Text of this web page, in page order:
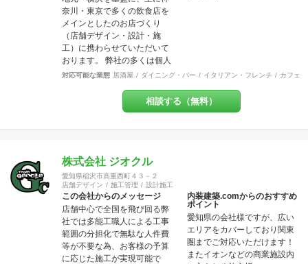
奈川・東京で多くの飲食店を
メインとしたのお店づくり
（店舗デザイン・設計・施
工）に携わらせていただいて
おります。 弊社の多くは個人
店や少数店舗展開のお客様な
る店づくり」をモットーにし
ています。 それはデザイン優
地元に愛されるお店」を一緒
に作りましょう！ということ
です。大抵のお店は近隣のリ
ピーターで売上が支えられて
いるのですから大事なポイン
トだと思いませんか？ また個
人事業主にとって内装工事費
が大変な負担だということは
重々承知しております。コス
対応可能な業態 居酒屋 ダイニング・バー イタリアン・フレンチ カフェ
相談する（無料）
株式会社 ジオクル
愛知県稲沢市高重西町４３－２
店舗デザイン
施工管理 設計施工
この会社からのメッセージ
店舗中心で全国を飛び回る弊
社では多能工職人による工事
範囲の分担化で無駄な人件費
等が不要な為、お客様の予算
に応じた施工が実現可能で
内装建築.comからのおすすめ
ポイント
愛知県の会社様ですが、広い
エリアをカバーしており関東
圏までご対応いただけます！
またイオンなどの商業施設内